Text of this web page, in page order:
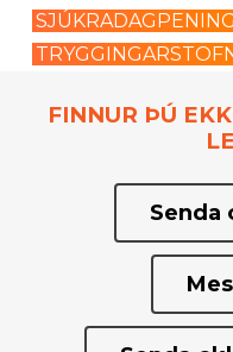
FINNUR ÞÚ
Senda